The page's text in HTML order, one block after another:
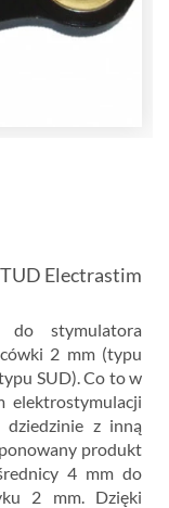
Electrastim
do stymulatora
2 mm (typu
SUD). Co to w
elektrostymulacji
dziedzinie z inną
produkt
4 mm do
2 mm. Dzięki